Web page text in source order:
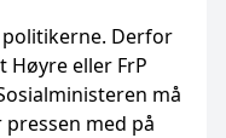
Derfor
Høyre eller FrP
må
med på